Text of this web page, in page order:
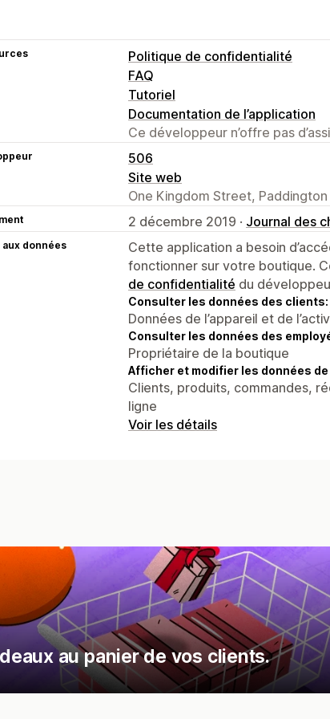
Politique de confidentialité
FAQ
Tutoriel
Documentation de l’application
Ce développeur n’offre pas
506
Site web
One Kingdom Street,
2 décembre 2019 · Journal des
données
Cette application a besoin
fonctionner sur votre boutique.
de confidentialité du
Consulter les données des clients:
Données de l’appareil et de
Consulter les données des
Propriétaire de la boutique
Afficher et modifier les données
Clients, produits, commandes,
ligne
Voir les détails
au panier de vos clients.